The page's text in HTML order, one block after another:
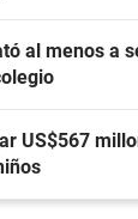
al menos a
US$567